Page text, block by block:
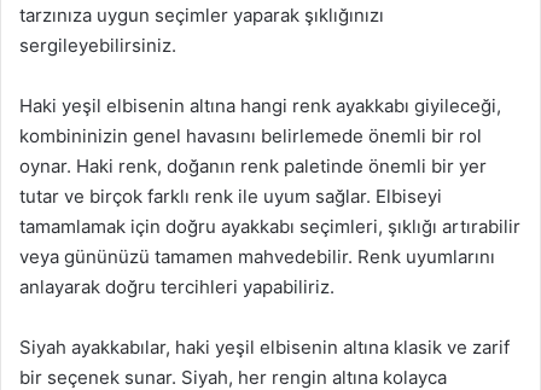
tarzınıza uygun seçimler yaparak şıklığınızı
sergileyebilirsiniz.
Haki yeşil elbisenin altına hangi renk ayakkabı giyileceği,
kombininizin genel havasını belirlemede önemli bir rol
oynar. Haki renk, doğanın renk paletinde önemli bir yer
tutar ve birçok farklı renk ile uyum sağlar. Elbiseyi
tamamlamak için doğru ayakkabı seçimleri, şıklığı artırabilir
veya gününüzü tamamen mahvedebilir. Renk uyumlarını
anlayarak doğru tercihleri yapabiliriz.
Siyah ayakkabılar, haki yeşil elbisenin altına klasik ve zarif
bir seçenek sunar. Siyah, her rengin altına kolayca